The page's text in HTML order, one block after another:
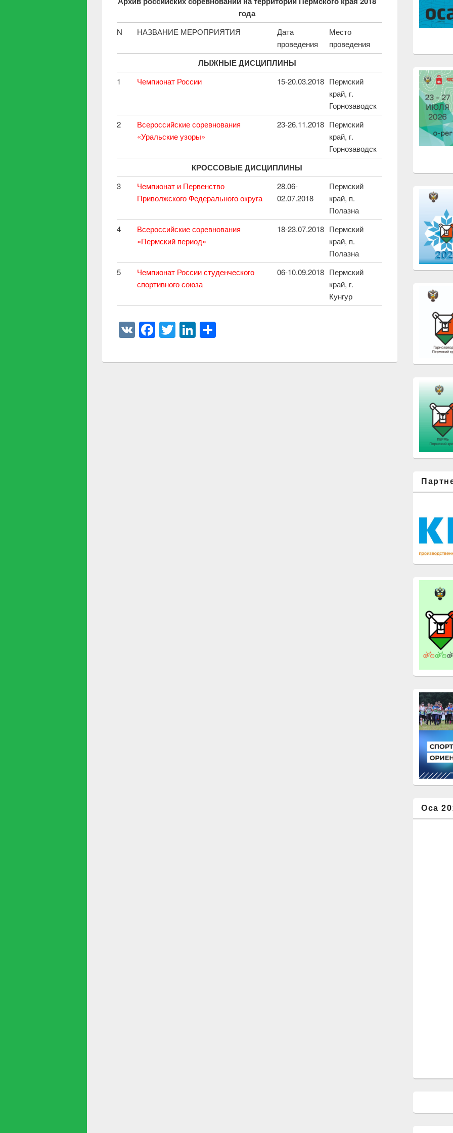
года
N НАЗВАНИЕ МЕРОПРИЯТИЯ
Дата
проведения
Место
проведения
ЛЫЖНЫЕ ДИСЦИПЛИНЫ
1 Чемпионат России 15-20.03.2018 Пермский
край, г.
Горнозаводск
2
Всероссийские соревнования
«Уральские узоры»
23-26.11.2018 Пермский
край, г.
Горнозаводск
КРОССОВЫЕ ДИСЦИПЛИНЫ
3
Чемпионат и Первенство
Приволжского Федерального округа
28.06-
02.07.2018
Пермский
край, п.
Полазна
4
Всероссийские соревнования
«Пермский период»
18-23.07.2018 Пермский
край, п.
Полазна
5
Чемпионат России студенческого
спортивного союза
06-10.09.2018 Пермский
край, г.
Кунгур
VKFacebook
TwitterLinkedIn
Оса